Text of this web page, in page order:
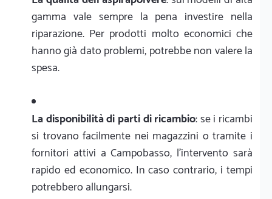
gamma vale sempre la pena investire nella
riparazione. Per prodotti molto economici che
hanno già dato problemi, potrebbe non valere la
spesa.
La disponibilità di parti di ricambio: se i ricambi
si trovano facilmente nei magazzini o tramite i
fornitori attivi a Campobasso, l'intervento sarà
rapido ed economico. In caso contrario, i tempi
potrebbero allungarsi.